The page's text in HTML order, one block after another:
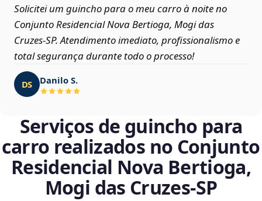
Solicitei um guincho para o meu carro à noite no
Conjunto Residencial Nova Bertioga, Mogi das
Cruzes‑SP. Atendimento imediato, profissionalismo e
total segurança durante todo o processo!
DS Danilo S.
Serviços de guincho para
carro realizados no Conjunto
Residencial Nova Bertioga,
Mogi das Cruzes‑SP